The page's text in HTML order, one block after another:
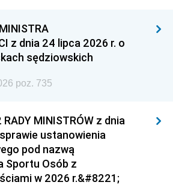
z dnia 24 lipca 2026 r. o
sędziowskich
poz. 735
RADY MINISTRÓW z dnia
ustanowienia
pod nazwą
Sportu Osób z
w 2026 r.&#8221;